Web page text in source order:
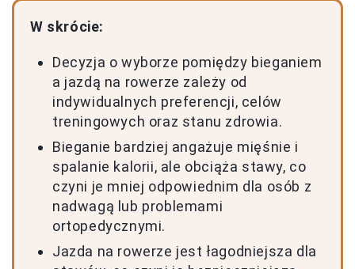
W skrócie:
Decyzja o wyborze pomiędzy bieganiem
a jazdą na rowerze zależy od
indywidualnych preferencji, celów
treningowych oraz stanu zdrowia.
Bieganie bardziej angażuje mięśnie i
spalanie kalorii, ale obciąża stawy, co
czyni je mniej odpowiednim dla osób z
nadwagą lub problemami
ortopedycznymi.
Jazda na rowerze jest łagodniejsza dla